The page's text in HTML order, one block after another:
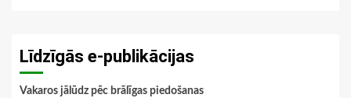
Līdzīgās e-publikācijas
Vakaros jālūdz pēc brālīgas piedošanas